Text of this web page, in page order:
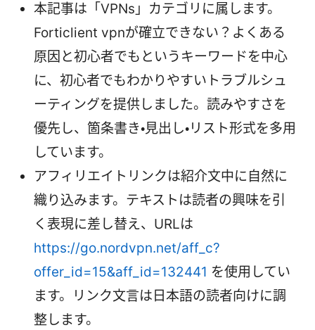
本記事は「VPNs」カテゴリに属します。
Forticlient vpnが確立できない？よくある
原因と初心者でもというキーワードを中心
に、初心者でもわかりやすいトラブルシュ
ーティングを提供しました。読みやすさを
優先し、箇条書き・見出し・リスト形式を多用
しています。
アフィリエイトリンクは紹介文中に自然に
織り込みます。テキストは読者の興味を引
く表現に差し替え、URLは
https://go.nordvpn.net/aff_c?
offer_id=15&aff_id=132441 を使用してい
ます。リンク文言は日本語の読者向けに調
整します。